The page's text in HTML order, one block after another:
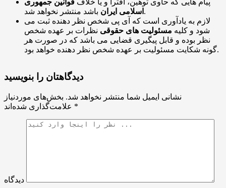
اسلامی ایران باشد منتشر نخواهد شد.
لازم به یادآوری است که آی پی شخص نظر دهنده ثبت می
شود و کلیه مسئولیت های حقوقی نظرات بر عهده شخص
نظر بوده و قابل پیگیری قضایی می باشد که در صورت هر
گونه شکایت مسئولیت بر عهده شخص نظر دهنده خواهد بود.
دیدگاهتان را بنویسید
نشانی ایمیل شما منتشر نخواهد شد. بخش‌های موردنیاز
*
دیدگاه